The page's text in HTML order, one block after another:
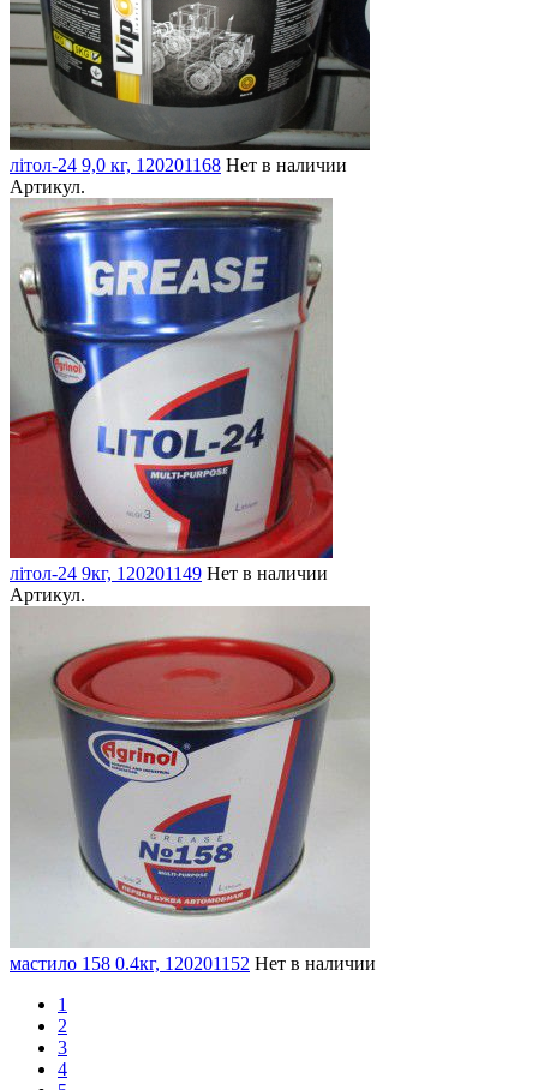
літол-24 9,0 кг, 120201168 Нет в наличии
Артикул.
літол-24 9кг, 120201149 Нет в наличии
Артикул.
мастило 158 0.4кг, 120201152 Нет в наличии
1
2
3
4